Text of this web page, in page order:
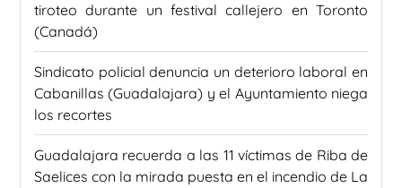
tiroteo durante un festival callejero en Toronto
(Canadá)
Sindicato policial denuncia un deterioro laboral en
Cabanillas (Guadalajara) y el Ayuntamiento niega
los recortes
Guadalajara recuerda a las 11 víctimas de Riba de
Saelices con la mirada puesta en el incendio de La